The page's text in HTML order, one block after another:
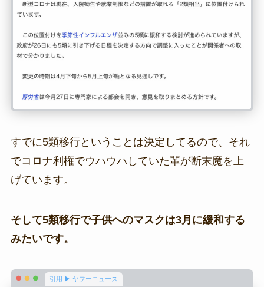
すでに5類移行ということは決定してるので、それ
でコロナ利権でウハウハしていた輩が断末魔を上
げています。
そして5類移行で子供へのマスクは3月に緩和する
みたいです。
引用 ▶ ヤフーニュース